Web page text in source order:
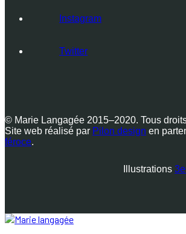
Instagram
Twitter
© Marie Langagée 2015–2020. Tous
Site web réalisé par Pilon design en
féroce.
Illustrations